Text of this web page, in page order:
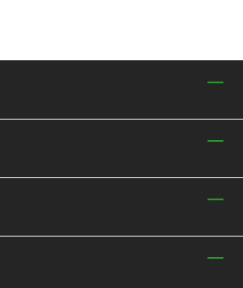
sofort einsatzbereit durch